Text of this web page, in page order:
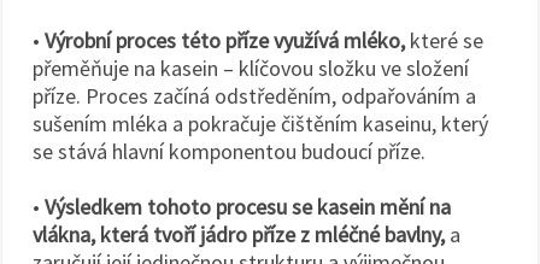
• Výrobní proces této příze využívá mléko,které se
přeměňuje na kasein – klíčovou složku ve složení
příze. Proces začíná odstředěním, odpařováním a
sušením mléka a pokračuje čištěním kaseinu, který
se stává hlavní komponentou budoucí příze.
• Výsledkem tohoto procesu se kasein mění na
vlákna, která tvoří jádro příze z mléčné bavlny,a